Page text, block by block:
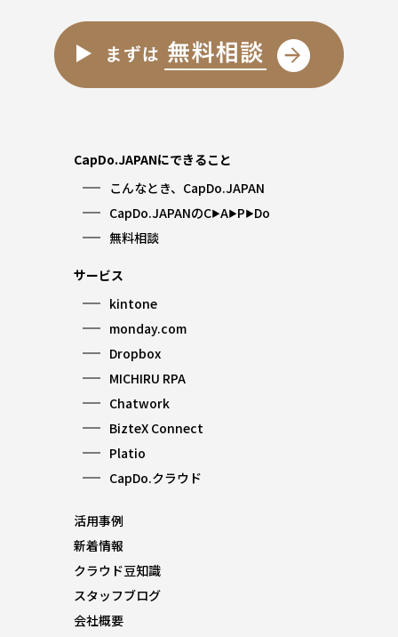
CapDo.JAPANにできること
こんなとき、CapDo.JAPAN
CapDo.JAPANのC▶︎A▶︎P▶︎Do
無料相談
サービス
kintone
monday.com
Dropbox
MICHIRU RPA
Chatwork
BizteX Connect
Platio
CapDo.クラウド
活用事例
新着情報
クラウド豆知識
スタッフブログ
会社概要